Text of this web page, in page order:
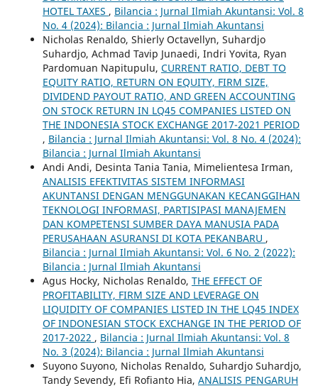
HOTEL TAXES , Bilancia : Jurnal Ilmiah Akuntansi: Vol. 8
No. 4 (2024): Bilancia : Jurnal Ilmiah Akuntansi
Nicholas Renaldo, Shierly Octavellyn, Suhardjo
Suhardjo, Achmad Tavip Junaedi, Indri Yovita, Ryan
Pardomuan Napitupulu, CURRENT RATIO, DEBT TO
EQUITY RATIO, RETURN ON EQUITY, FIRM SIZE,
DIVIDEND PAYOUT RATIO, AND GREEN ACCOUNTING
ON STOCK RETURN IN LQ45 COMPANIES LISTED ON
THE INDONESIA STOCK EXCHANGE 2017-2021 PERIOD
, Bilancia : Jurnal Ilmiah Akuntansi: Vol. 8 No. 4 (2024):
Bilancia : Jurnal Ilmiah Akuntansi
Andi Andi, Desinta Tania Tania, Mimelientesa Irman,
ANALISIS EFEKTIVITAS SISTEM INFORMASI
AKUNTANSI DENGAN MENGGUNAKAN KECANGGIHAN
TEKNOLOGI INFORMASI, PARTISIPASI MANAJEMEN
DAN KOMPETENSI SUMBER DAYA MANUSIA PADA
PERUSAHAAN ASURANSI DI KOTA PEKANBARU ,
Bilancia : Jurnal Ilmiah Akuntansi: Vol. 6 No. 2 (2022):
Bilancia : Jurnal Ilmiah Akuntansi
Agus Hocky, Nicholas Renaldo, THE EFFECT OF
PROFITABILITY, FIRM SIZE AND LEVERAGE ON
LIQUIDITY OF COMPANIES LISTED IN THE LQ45 INDEX
OF INDONESIAN STOCK EXCHANGE IN THE PERIOD OF
2017-2022 , Bilancia : Jurnal Ilmiah Akuntansi: Vol. 8
No. 3 (2024): Bilancia : Jurnal Ilmiah Akuntansi
Suyono Suyono, Nicholas Renaldo, Suhardjo Suhardjo,
Tandy Sevendy, Efi Rofianto Hia, ANALISIS PENGARUH